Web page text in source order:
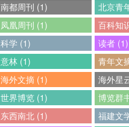
南都周刊 (1)
北京青
凤凰周刊 (1)
百科知
科学 (1)
读者 (1)
意林 (1)
青年文
海外文摘 (1)
海外星
世界博览 (1)
博览群
东西南北 (1)
福建文